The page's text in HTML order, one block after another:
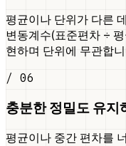
평균이나 단위가 다른
변동계수(표준편차 ÷
현하며 단위에 무관합
/ 06
충분한 정밀도 유지
평균이나 중간 편차를